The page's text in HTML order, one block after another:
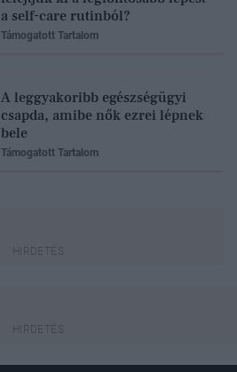
a self-care rutinból?
Támogatott Tartalom
A leggyakoribb egészségügyi
csapda, amibe nők ezrei lépnek
bele
Támogatott Tartalom